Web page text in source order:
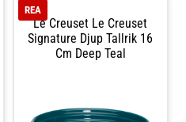
Le Creuset Le Creuset
Signature Djup Tallrik 16
Cm Deep Teal
REA